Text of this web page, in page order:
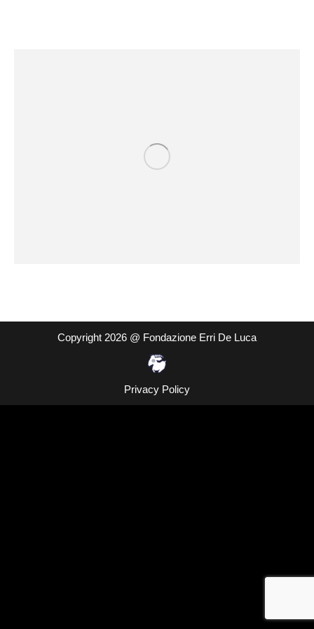
Copyright 2026 @ Fondazione Erri De Luca
Privacy Policy